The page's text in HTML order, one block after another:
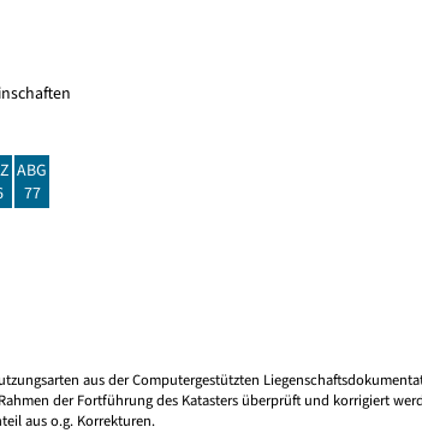
ABG
77
aus der Computergestützten
der Fortführung des Katasters überprüft und korrigiert
aus o.g. Korrekturen.